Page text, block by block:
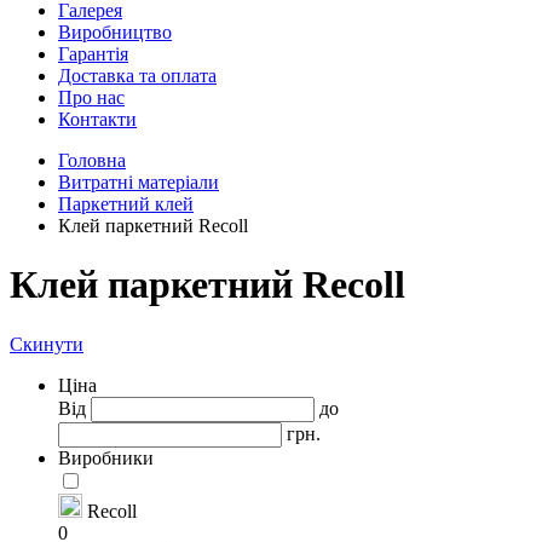
Галерея
Виробництво
Гарантія
Доставка та оплата
Про нас
Контакти
Головна
Витратні матеріали
Паркетний клей
Клей паркетний Recoll
Клей паркетний Recoll
Скинути
Ціна
Від
до
грн.
Виробники
Recoll
0